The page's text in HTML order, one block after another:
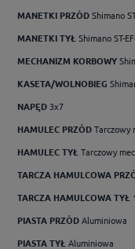
MANETKI PRZÓDShimano
MANETKI TYŁ Shimano ST-
MECHANIZM KORBOWY
KASETA/WOLNOBIEG
NAPĘD 3x7
HAMULEC PRZÓDTarczowy
HAMULEC TYŁ Tarczowy
TARCZA HAMULCOWA
TARCZA HAMULCOWA TYŁ
PIASTA PRZÓDAluminiowa
PIASTA TYŁ Aluminiowa